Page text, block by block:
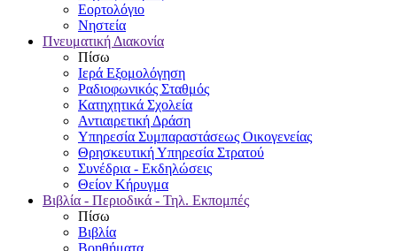
Εορτολόγιο
Νηστεία
Πνευματική Διακονία
Πίσω
Ιερά Εξομολόγηση
Ραδιοφωνικός Σταθμός
Κατηχητικά Σχολεία
Αντιαιρετική Δράση
Υπηρεσία Συμπαραστάσεως Οικογενείας
Θρησκευτική Υπηρεσία Στρατού
Συνέδρια - Εκδηλώσεις
Θείον Κήρυγμα
Βιβλία - Περιοδικά - Τηλ. Εκπομπές
Πίσω
Βιβλία
Βοηθήματα